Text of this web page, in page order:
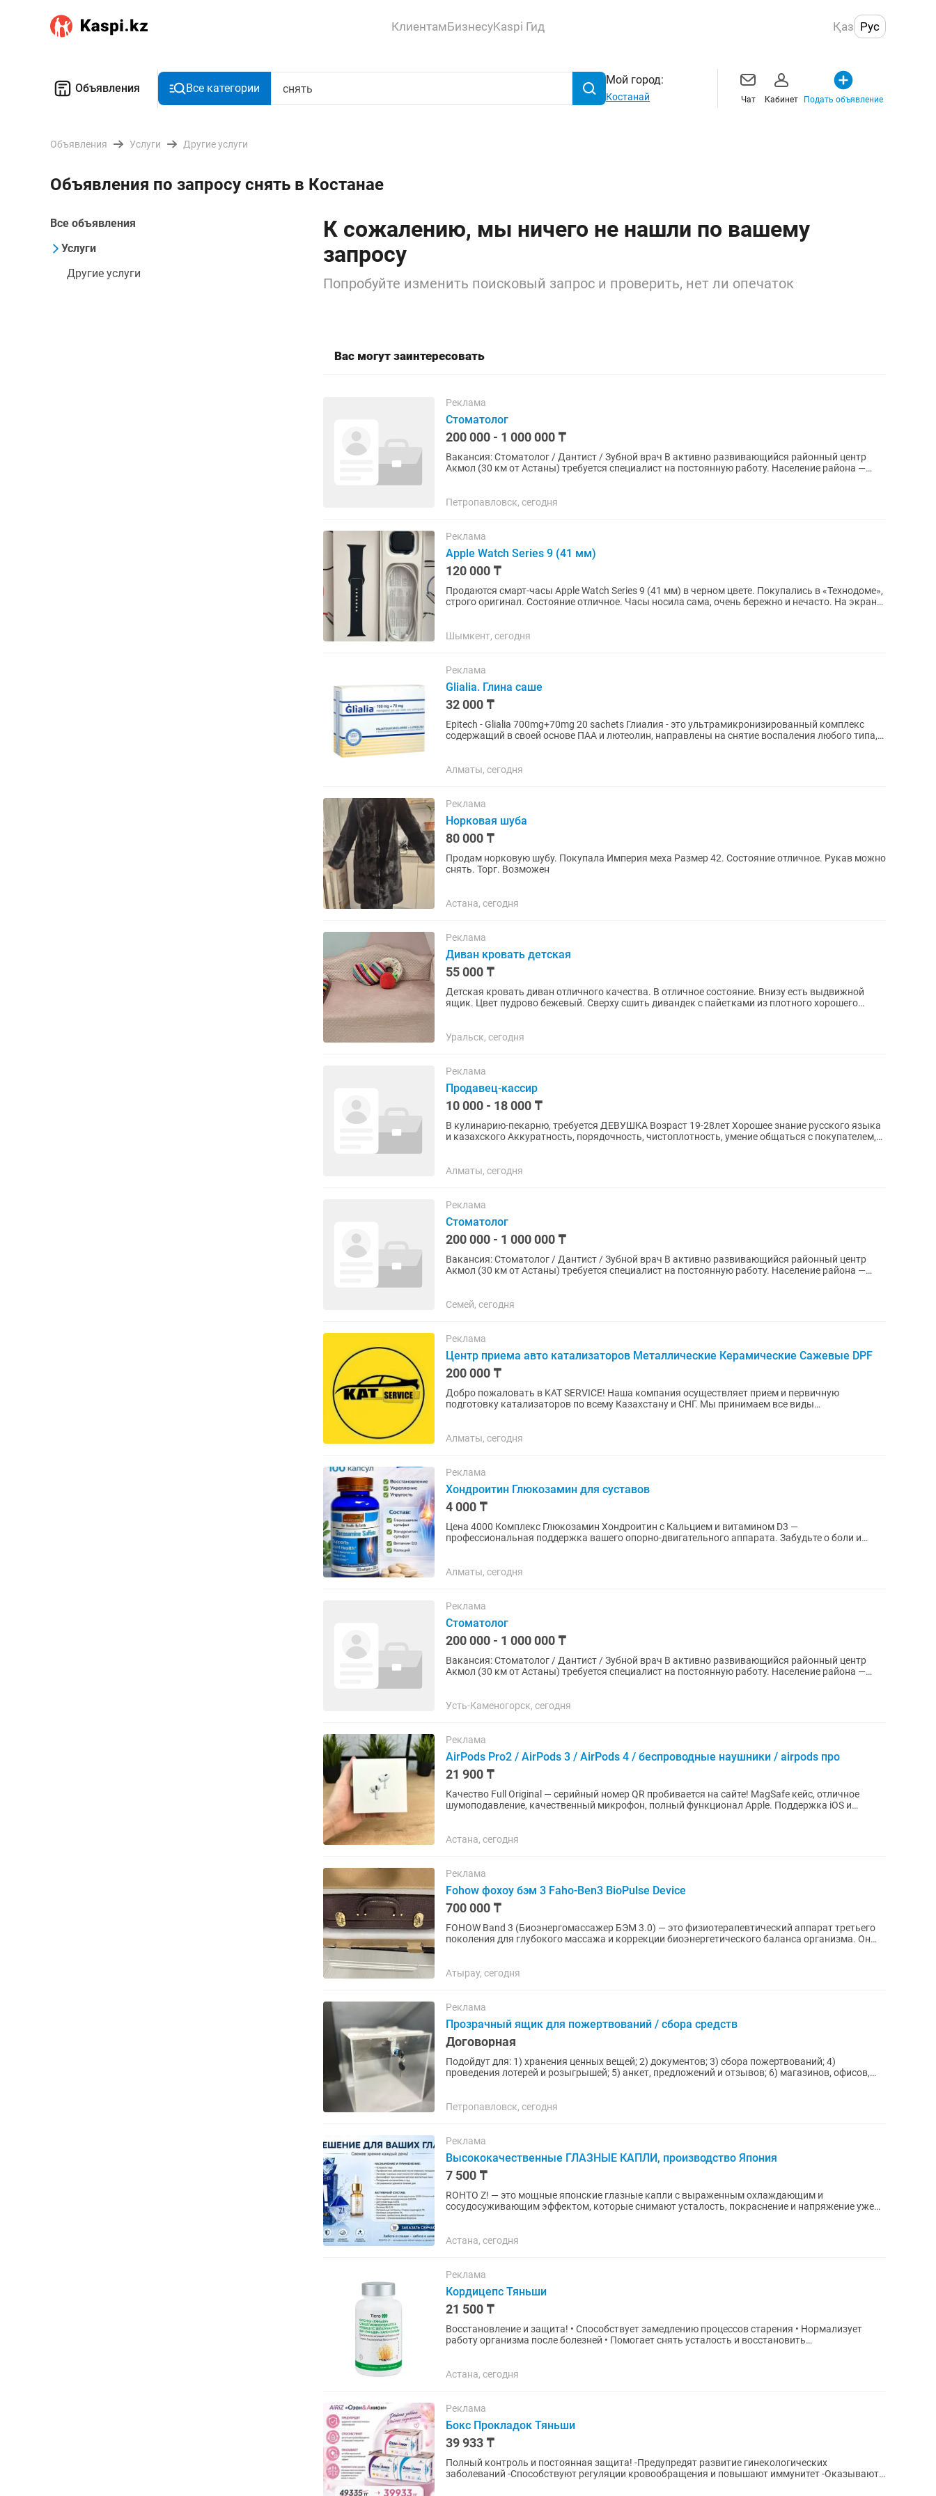
КлиентамБизнесуKaspi Гид Қаз Рус
Объявления Все категории
Мой город:
Костанай Чат Кабинет Подать объявление
Объявления Услуги Другие услуги
Объявления по запросу снять в Костанае
Все объявления
Услуги
Другие услуги
К сожалению, мы ничего не нашли по вашему
запросу
Попробуйте изменить поисковый запрос и проверить, нет ли опечаток
Вас могут заинтересовать
Реклама
Стоматолог
200 000 - 1 000 000 ₸
Вакансия: Стоматолог / Дантист / Зубной врач В активно развивающийся районный центр
Акмол (30 км от Астаны) требуется специалист на постоянную работу. Население района —
Петропавловск, сегодня
Реклама
Apple Watch Series 9 (41 мм)
120 000 ₸
Продаются смарт-часы Apple Watch Series 9 (41 мм) в черном цвете. Покупались в «Технодоме»,
строго оригинал. Состояние отличное. Часы носила сама, очень бережно и нечасто. На экран
Шымкент, сегодня
Реклама
Glialia. Глина саше
32 000 ₸
Epitech - Glialia 700mg+70mg 20 sachets Глиалия - это ультрамикронизированный комплекс
содержащий в своей основе ПАА и лютеолин, направлены на снятие воспаления любого типа,
Алматы, сегодня
Реклама
Норковая шуба
80 000 ₸
Продам норковую шубу. Покупала Империя меха Размер 42. Состояние отличное. Рукав можно
снять. Торг. Возможен
Астана, сегодня
Реклама
Диван кровать детская
55 000 ₸
Детская кровать диван отличного качества. В отличное состояние. Внизу есть выдвижной
ящик. Цвет пудрово бежевый. Сверху сшить дивандек с пайетками из плотного хорошего
Уральск, сегодня
Реклама
Продавец-кассир
10 000 - 18 000 ₸
В кулинарию-пекарню, требуется ДЕВУШКА Возраст 19-28лет Хорошее знание русского языка
и казахского Аккуратность, порядочность, чистоплотность, умение общаться с покупателем,
Алматы, сегодня
Реклама
Стоматолог
200 000 - 1 000 000 ₸
Вакансия: Стоматолог / Дантист / Зубной врач В активно развивающийся районный центр
Акмол (30 км от Астаны) требуется специалист на постоянную работу. Население района —
Семей, сегодня
Реклама
Центр приема авто катализаторов Металлические Керамические Сажевые DPF
200 000 ₸
Добро пожаловать в KAT SERVICE! Наша компания осуществляет прием и первичную
подготовку катализаторов по всему Казахстану и СНГ. Мы принимаем все виды
Алматы, сегодня
Реклама
Хондроитин Глюкозамин для суставов
4 000 ₸
Цена 4000 Комплекс Глюкозамин Хондроитин с Кальцием и витамином D3 —
профессиональная поддержка вашего опорно-двигательного аппарата. Забудьте о боли и
Алматы, сегодня
Реклама
Стоматолог
200 000 - 1 000 000 ₸
Вакансия: Стоматолог / Дантист / Зубной врач В активно развивающийся районный центр
Акмол (30 км от Астаны) требуется специалист на постоянную работу. Население района —
Усть-Каменогорск, сегодня
Реклама
AirPods Pro2 / AirPods 3 / AirPods 4 / беспроводные наушники / airpods про
21 900 ₸
Качество Full Original — серийный номер QR пробивается на сайте! MagSafe кейс, отличное
шумоподавление, качественный микрофон, полный функционал Apple. Поддержка iOS и
Астана, сегодня
Реклама
Fohow фохоу бэм 3 Faho-Ben3 BioPulse Device
700 000 ₸
FOHOW Band 3 (Биоэнергомассажер БЭМ 3.0) — это физиотерапевтический аппарат третьего
поколения для глубокого массажа и коррекции биоэнергетического баланса организма. Он
Атырау, сегодня
Реклама
Прозрачный ящик для пожертвований / сбора средств
Договорная
Подойдут для: 1) хранения ценных вещей; 2) документов; 3) сбора пожертвований; 4)
проведения лотерей и розыгрышей; 5) анкет, предложений и отзывов; 6) магазинов, офисов,
Петропавловск, сегодня
Реклама
Высококачественные ГЛАЗНЫЕ КАПЛИ, производство Япония
7 500 ₸
ROHTO Z! — это мощные японские глазные капли с выраженным охлаждающим и
сосудосуживающим эффектом, которые снимают усталость, покраснение и напряжение уже
Астана, сегодня
Реклама
Кордицепс Тяньши
21 500 ₸
Восстановление и защита! • Способствует замедлению процессов старения • Нормализует
работу организма после болезней • Помогает снять усталость и восстановить
Астана, сегодня
Реклама
Бокс Прокладок Тяньши
39 933 ₸
Полный контроль и постоянная защита! -Предупредят развитие гинекологических
заболеваний -Способствуют регуляции кровообращения и повышают иммунитет -Оказывают